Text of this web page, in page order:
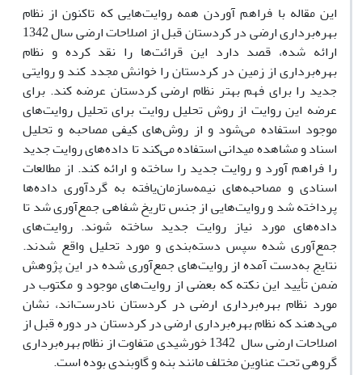
این مقاله با فراهم آوردن همه روایت‌هایى که تاکنون از نظام
بهره‌بردارى ارضى در کردستان قبل از اصلاحات ارضى سال 1342
ارائه شده، قصد دارد این قرائت‌ها را نقد کرده و نظام
بهره‌بردارى از زمین در کردستان را خوانش مجدد کند و روایتى
جدید را براى فهم بهتر نظام ارضى کردستان عرضه کند. براى
عرضه این روایت از روش تحلیل روایت براى تحلیل روایت‌هاى
موجود استفاده مى‌شود و از روش‌هاى کیفى مصاحبه و تحلیل
اسناد و مشاهده میدانى استفاده مى‌کند تا داده‌هاى روایت جدید
را فراهم آورد و روایت جدید را ساخته و ارائه کند. از مطالعات
اسنادى و مصاحبه‌هاى نیمه‌سازمان‌یافته به گردآورى داده‌ها
پرداخته شد و روایت‌هایى از جنس تاریخ شفاهى جمع‌آورى شد تا
داده‌هاى مورد نیاز روایت جدید ساخته شوند. روایت‌هاى
جمع‌آورى شده سپس دسته‌بندى و مورد تحلیل واقع شدند.
نتایج به‌دست آمده از روایت‌هاى جمع‌آورى شده در این پژوهش
ضمن تأیید این نکته که بعضى از روایت‌هاى موجود و مکتوب در
مورد نظام بهره‌بردارى ارضى در کردستان نادرست‌اند، نشان
مى‌دهند که نظام بهره‌بردارى ارضى در کردستان در دوره قبل از
اصلاحات ارضى سال 1342 خورشیدى متفاوت از نظام بهره‌بردارى
گروهى تحت عناوین مختلف مانند بنه و گاوبندى بوده است.